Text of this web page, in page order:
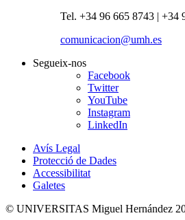
Tel. +34 96 665 8743 | +34
comunicacion@umh.es
Segueix-nos
Facebook
Twitter
YouTube
Instagram
LinkedIn
Avís Legal
Protecció de Dades
Accessibilitat
Galetes
© UNIVERSITAS Miguel Hernández